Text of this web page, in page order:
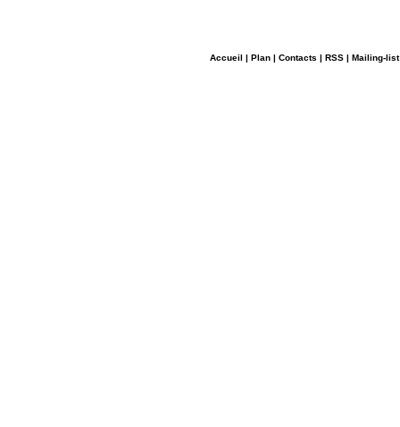
Accueil | Plan | Contacts | RSS | Mailing-list